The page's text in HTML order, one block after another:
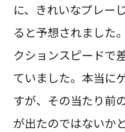
に、きれいなプレー
ると予想されました
クションスピードで
ていました。本当に
すが、その当たり前
が出たのではないか